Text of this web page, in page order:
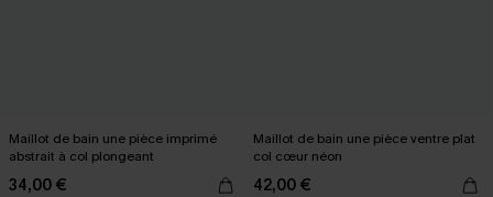
Maillot de bain une pièce imprimé
abstrait à col plongeant
34,00 €
Maillot de bain une pièce ventre plat
col cœur néon
42,00 €